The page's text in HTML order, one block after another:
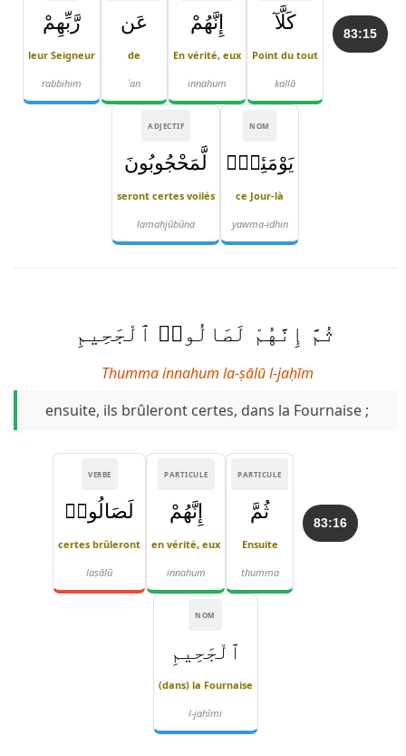
83:15 كَلَّآ
Point du tout
kallā
إِنَّهُمْ
En vérité, eux
innahum
عَن
de
ʿan
رَّبِّهِمْ
leur Seigneur
rabbihim
NOM
يَوْمَئِذٍۢ
ce Jour-là
yawma-idhin
ADJECTIF
لَّمَحْجُوبُونَ
seront certes voilés
lamaḥjūbūna
ثُمَّ إِنَّهُمْ لَصَالُوا۟ ٱلْجَحِيمِ
Thumma innahum la-ṣālū l-jaḥīm
ensuite, ils brûleront certes, dans la Fournaise ;
83:16
PARTICULE
ثُمَّ
Ensuite
thumma
PARTICULE
إِنَّهُمْ
en vérité, eux
innahum
VERBE
لَصَالُوا۟
certes brûleront
laṣālū
NOM
ٱلْجَحِيمِ
(dans) la Fournaise
l-jaḥīmi